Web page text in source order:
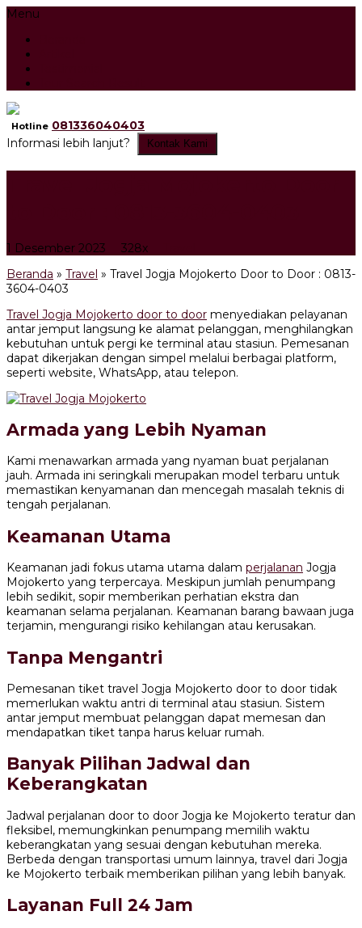
Menu
Hotline 081336040403
Informasi lebih lanjut?
Kontak Kami
1 Desember 2023 328x
Beranda » Travel » Travel Jogja Mojokerto Door to Door : 0813-
3604-0403
Travel Jogja Mojokerto door to door menyediakan pelayanan
antar jemput langsung ke alamat pelanggan, menghilangkan
kebutuhan untuk pergi ke terminal atau stasiun. Pemesanan
dapat dikerjakan dengan simpel melalui berbagai platform,
seperti website, WhatsApp, atau telepon.
Armada yang Lebih Nyaman
Kami menawarkan armada yang nyaman buat perjalanan
jauh. Armada ini seringkali merupakan model terbaru untuk
memastikan kenyamanan dan mencegah masalah teknis di
tengah perjalanan.
Keamanan Utama
Keamanan jadi fokus utama utama dalam perjalanan Jogja
Mojokerto yang terpercaya. Meskipun jumlah penumpang
lebih sedikit, sopir memberikan perhatian ekstra dan
keamanan selama perjalanan. Keamanan barang bawaan juga
terjamin, mengurangi risiko kehilangan atau kerusakan.
Tanpa Mengantri
Pemesanan tiket travel Jogja Mojokerto door to door tidak
memerlukan waktu antri di terminal atau stasiun. Sistem
antar jemput membuat pelanggan dapat memesan dan
mendapatkan tiket tanpa harus keluar rumah.
Banyak Pilihan Jadwal dan
Keberangkatan
Jadwal perjalanan door to door Jogja ke Mojokerto teratur dan
fleksibel, memungkinkan penumpang memilih waktu
keberangkatan yang sesuai dengan kebutuhan mereka.
Berbeda dengan transportasi umum lainnya, travel dari Jogja
ke Mojokerto terbaik memberikan pilihan yang lebih banyak.
Layanan Full 24 Jam